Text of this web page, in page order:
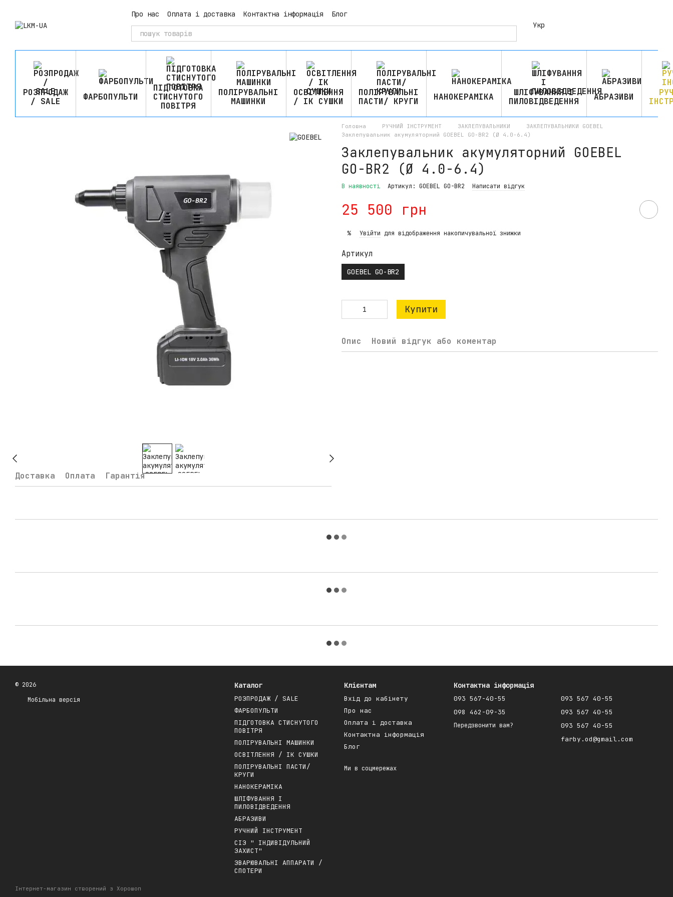
Про нас Оплата і доставка Контактна інформація
Блог
Укр
РОЗПРОДАЖ
/ SALE
ФАРБОПУЛЬТИ
ПІДГОТОВКА
СТИСНУТОГО
ПОВІТРЯ
ПОЛІРУВАЛЬНІ
МАШИНКИ
ОСВІТЛЕННЯ
/ ІК СУШКИ
ПОЛІРУВАЛЬНІ
ПАСТИ/ КРУГИ
НАНОКЕРАМІКА
ШЛІФУВАННЯ І
ПИЛОВІДВЕДЕННЯ
АБРАЗИВИ
Доставка Оплата Гарантія
Головна РУЧНИЙ ІНСТРУМЕНТ ЗАКЛЕПУВАЛЬНИКИ
ЗАКЛЕПУВАЛЬНИКИ GOEBEL
Заклепувальник акумуляторний GOEBEL GO-BR2 (Ø 4.0-6.4)
Заклепувальник акумуляторний GOEBEL
GO-BR2 (Ø 4.0-6.4)
В наявності Артикул: GOEBEL GO-BR2 Написати відгук
25 500 грн
% Увійти для відображення накопичувальної знижки
Артикул
GOEBEL GO-BR2
Купити
Опис Новий відгук або коментар
© 2026
Мобільна версія
Інтернет-магазин створений з Хорошоп
Каталог
РОЗПРОДАЖ / SALE
ФАРБОПУЛЬТИ
ПІДГОТОВКА СТИСНУТОГО
ПОВІТРЯ
ПОЛІРУВАЛЬНІ МАШИНКИ
ОСВІТЛЕННЯ / ІК СУШКИ
ПОЛІРУВАЛЬНІ ПАСТИ/
КРУГИ
НАНОКЕРАМІКА
ШЛІФУВАННЯ І
ПИЛОВІДВЕДЕННЯ
АБРАЗИВИ
РУЧНИЙ ІНСТРУМЕНТ
СІЗ " ІНДИВІДУЛЬНИЙ
ЗАХИСТ"
ЗВАРЮВАЛЬНІ АППАРАТИ /
СПОТЕРИ
Клієнтам
Вхід до кабінету
Про нас
Оплата і доставка
Контактна інформація
Блог
Ми в соцмережах
Контактна інформація
093 567-40-55
098 462-09-35
Передзвонити вам?
093 567 40-55
093 567 40-55
093 567 40-55
farby.od@gmail.com